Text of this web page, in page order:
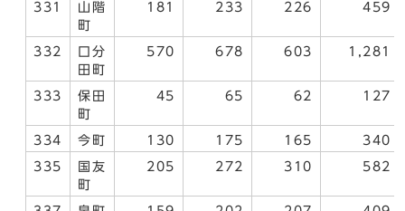
331
山階
町
181 233 226 459
332
口分
田町
570 678 603 1,281
333
保田
町
45 65 62 127
334 今町 130 175 165 340
335
国友
町
205 272 310 582